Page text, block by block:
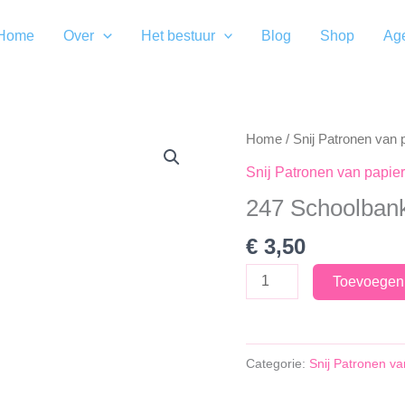
Over Het bestuur Blog Shop
Home / Snij Patronen van
Snij Patronen van papier
247
€ 3,50
247
Schoolbank
Categorie: Snij Patronen